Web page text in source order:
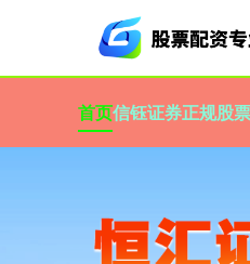
首页信钰证券正规股